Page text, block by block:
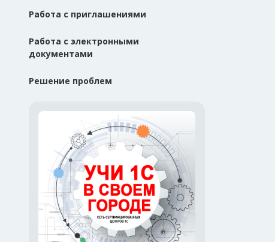
Работа с приглашениями
Работа с электронными
документами
Решение проблем